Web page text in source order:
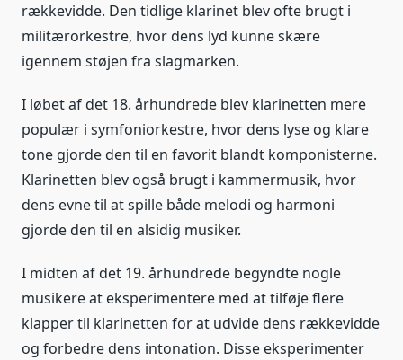
rækkevidde. Den tidlige klarinet blev ofte brugt i
militærorkestre, hvor dens lyd kunne skære
igennem støjen fra slagmarken.
I løbet af det 18. århundrede blev klarinetten mere
populær i symfoniorkestre, hvor dens lyse og klare
tone gjorde den til en favorit blandt komponisterne.
Klarinetten blev også brugt i kammermusik, hvor
dens evne til at spille både melodi og harmoni
gjorde den til en alsidig musiker.
I midten af ​​det 19. århundrede begyndte nogle
musikere at eksperimentere med at tilføje flere
klapper til klarinetten for at udvide dens rækkevidde
og forbedre dens intonation. Disse eksperimenter